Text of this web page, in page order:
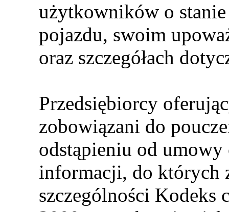
użytkowników o stanie
pojazdu, swoim
oraz szczegółach
Przedsiębiorcy
zobowiązani do
odstąpieniu od
informacji, do których
szczególności Kodeks